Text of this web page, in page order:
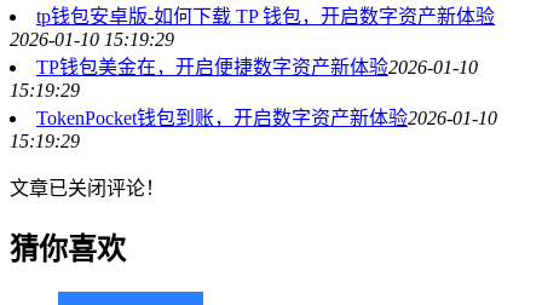
tp钱包安卓版-如何下载 TP 钱包，开启数字资产新体验
2026-01-10 15:19:29
TP钱包美金在，开启便捷数字资产新体验2026-01-10
15:19:29
TokenPocket钱包到账，开启数字资产新体验2026-01-10
15:19:29
文章已关闭评论！
猜你喜欢